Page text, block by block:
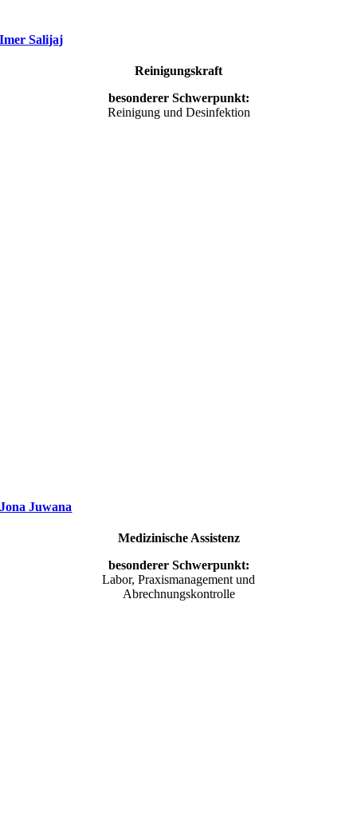
Imer Salijaj
Reinigungskraft
besonderer Schwerpunkt:
Reinigung und Desinfektion
Jona Juwana
Medizinische Assistenz
besonderer Schwerpunkt:
Labor, Praxismanagement und
Abrechnungskontrolle